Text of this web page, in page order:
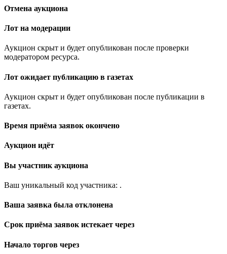
Отмена аукциона
Лот на модерации
Аукцион скрыт и будет опубликован после проверки
модератором ресурса.
Лот ожидает публикацию в газетах
Аукцион скрыт и будет опубликован после публикации в
газетах.
Время приёма заявок окончено
Аукцион идёт
Вы участник аукциона
Ваш уникальный код участника: .
Ваша заявка была отклонена
Срок приёма заявок истекает через
Начало торгов через